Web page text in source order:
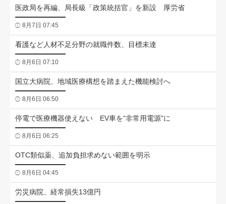
医政局を再編、局長級「政策統括官」を新設 厚労省
8月7日 07:45
看護など人材不足分野の就職件数、目標未達
8月6日 07:10
国立大病院、地域医療構想を踏まえた機能検討へ
8月6日 06:50
停電で医療機器使えない EV車を“非常用電源”に
8月6日 06:25
OTC類似薬、追加負担求めない範囲を明示
8月6日 04:45
労災病院、経常損失13億円